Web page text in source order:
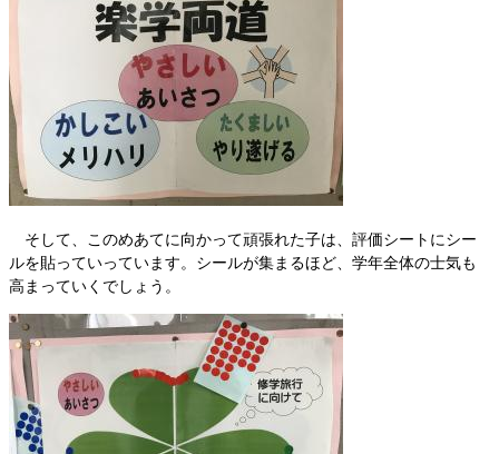
そして、このめあてに向かって頑張れた子は、評価シートにシー
ルを貼っていっています。シールが集まるほど、学年全体の士気も
高まっていくでしょう。